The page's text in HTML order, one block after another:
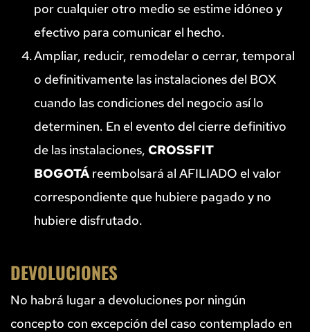
por cualquier otro medio se estime idóneo y
efectivo para comunicar el hecho.
Ampliar, reducir, remodelar o cerrar, temporal
o definitivamente las instalaciones del BOX
cuando las condiciones del negocio así lo
determinen. En el evento del cierre definitivo
de las instalaciones, CROSSFIT
BOGOTÁ reembolsará al AFILIADO el valor
correspondiente que hubiere pagado y no
hubiere disfrutado.
DEVOLUCIONES
No habrá lugar a devoluciones por ningún
concepto con excepción del caso contemplado en